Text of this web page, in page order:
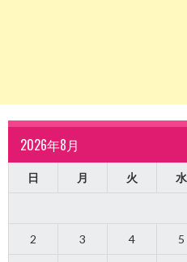
2026年8月
日 月 火 水
2 3 4 5